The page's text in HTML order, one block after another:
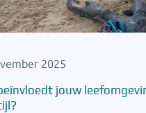
jouw
2025